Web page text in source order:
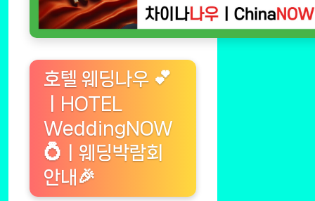
호텔 웨딩나우 💕
ㅣHOTEL
WeddingNOW
💍ㅣ웨딩박람회
안내🎉